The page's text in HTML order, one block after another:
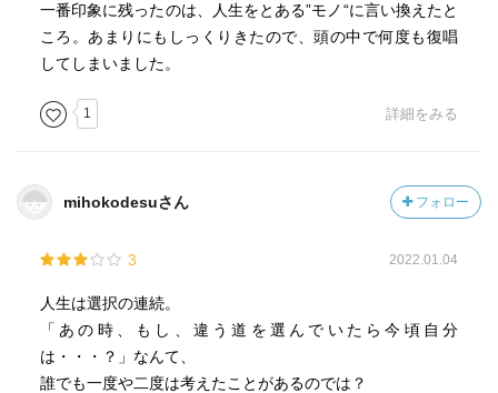
一番印象に残ったのは、人生をとある”モノ“に言い換えたと
ころ。あまりにもしっくりきたので、頭の中で何度も復唱
してしまいました。
1 詳細をみる
mihokodesuさん フォロー
3 2022.01.04
人生は選択の連続。
「あの時、もし、違う道を選んでいたら今頃自分
は・・・？」なんて、
誰でも一度や二度は考えたことがあるのでは？